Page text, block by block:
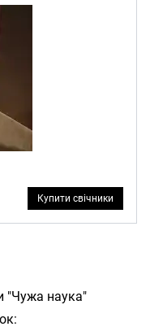
Купити свічники
"Чужа наука"